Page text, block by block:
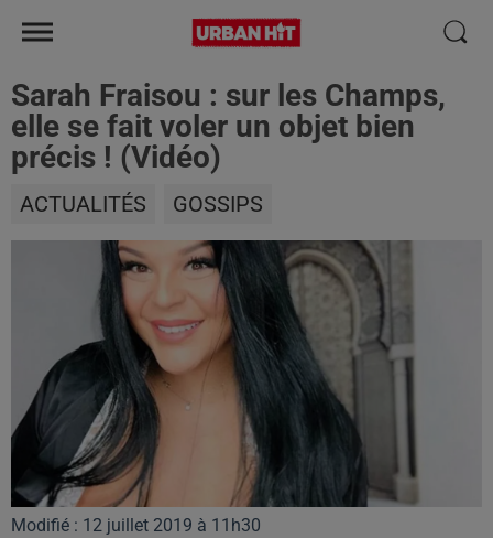
Sarah Fraisou : sur les Champs,
elle se fait voler un objet bien
précis ! (Vidéo)
ACTUALITÉS GOSSIPS
Modifié : 12 juillet 2019 à 11h30